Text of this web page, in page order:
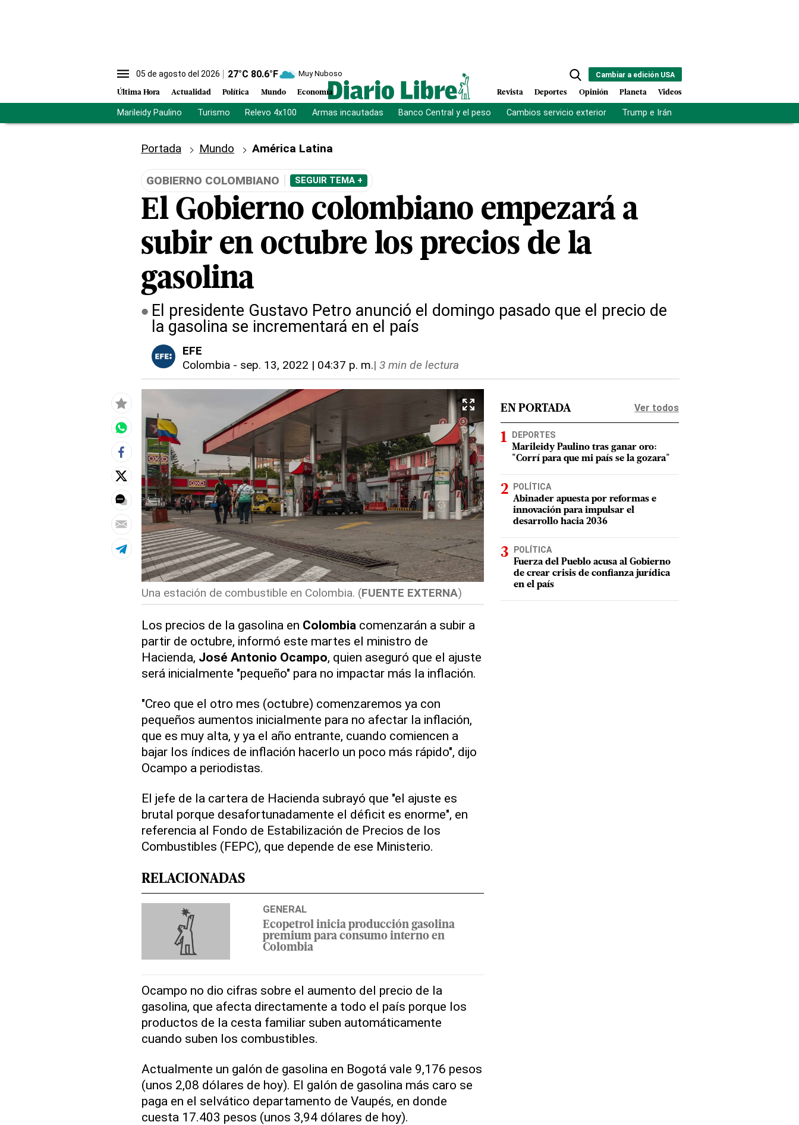
05 de agosto del 2026 27°C 80.6°F Muy Nuboso
Última Hora Actualidad Política Mundo Economía
Cambiar a edición USA
Revista Deportes Opinión Planeta Videos
Marileidy Paulino Turismo Relevo 4x100 Armas incautadas Banco Central y el peso Cambios servicio exterior Trump e Irán
Portada Mundo América Latina
GOBIERNO COLOMBIANO SEGUIR TEMA +
El Gobierno colombiano empezará a
subir en octubre los precios de la
gasolina
El presidente Gustavo Petro anunció el domingo pasado que el precio de
la gasolina se incrementará en el país
EFE
Colombia - sep. 13, 2022 | 04:37 p. m.| 3 min de lectura
Una estación de combustible en Colombia. (FUENTE EXTERNA)
Los precios de la gasolina en Colombia comenzarán a subir a
partir de octubre, informó este martes el ministro de
Hacienda, José Antonio Ocampo, quien aseguró que el ajuste
será inicialmente "pequeño" para no impactar más la inflación.
"Creo que el otro mes (octubre) comenzaremos ya con
pequeños aumentos inicialmente para no afectar la inflación,
que es muy alta, y ya el año entrante, cuando comiencen a
bajar los índices de inflación hacerlo un poco más rápido", dijo
Ocampo a periodistas.
El jefe de la cartera de Hacienda subrayó que "el ajuste es
brutal porque desafortunadamente el déficit es enorme", en
referencia al Fondo de Estabilización de Precios de los
Combustibles (FEPC), que depende de ese Ministerio.
RELACIONADAS
GENERAL
Ecopetrol inicia producción gasolina
premium para consumo interno en
Colombia
Ocampo no dio cifras sobre el aumento del precio de la
gasolina, que afecta directamente a todo el país porque los
productos de la cesta familiar suben automáticamente
cuando suben los combustibles.
Actualmente un galón de gasolina en Bogotá vale 9,176 pesos
(unos 2,08 dólares de hoy). El galón de gasolina más caro se
paga en el selvático departamento de Vaupés, en donde
cuesta 17.403 pesos (unos 3,94 dólares de hoy).
EN PORTADA Ver todos
DEPORTES
Marileidy Paulino tras ganar oro:
"Corrí para que mi país se la gozara"
POLÍTICA
Abinader apuesta por reformas e
innovación para impulsar el
desarrollo hacia 2036
POLÍTICA
Fuerza del Pueblo acusa al Gobierno
de crear crisis de confianza jurídica
en el país